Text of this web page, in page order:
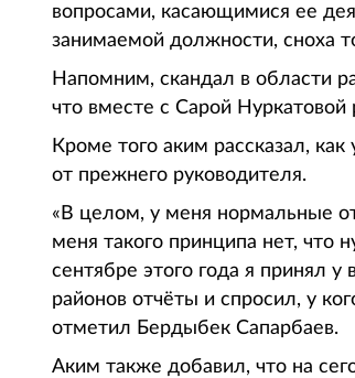
вопросами, касающимися ее
занимаемой должности, сноха
Напомним, скандал в области
что вместе с Сарой
Кроме того аким рассказал,
от прежнего руководителя.
«В целом, у меня нормальные
меня такого принципа нет, что
сентябре этого года я принял
районов отчёты и спросил, у
отметил Бердыбек Сапарбаев.
Аким также добавил, что на